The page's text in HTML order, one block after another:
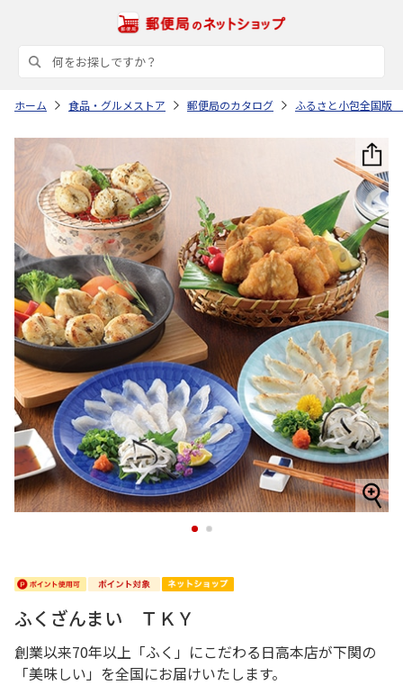
ホーム 食品・グルメストア 郵便局のカタログ ふるさと小包全国版
1 2
ふくざんまい ＴＫＹ
創業以来70年以上「ふく」にこだわる日高本店が下関の
「美味しい」を全国にお届けいたします。